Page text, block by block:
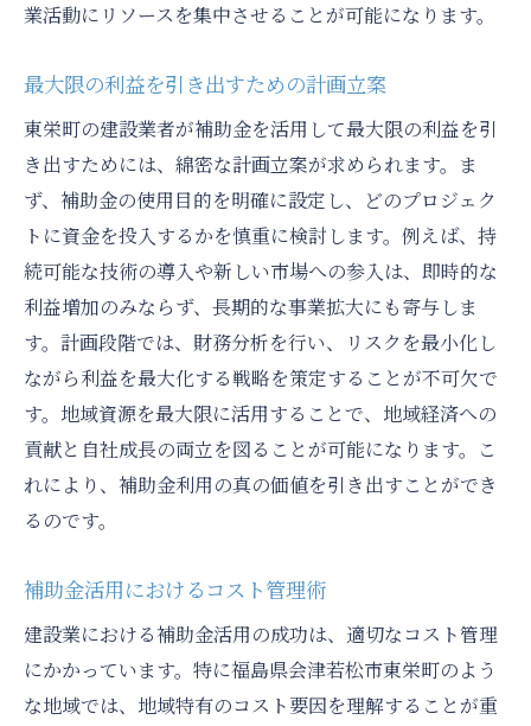
業活動にリソースを集中させることが可能になります。
最大限の利益を引き出すための計画立案
東栄町の建設業者が補助金を活用して最大限の利益を引
き出すためには、綿密な計画立案が求められます。ま
ず、補助金の使用目的を明確に設定し、どのプロジェク
トに資金を投入するかを慎重に検討します。例えば、持
続可能な技術の導入や新しい市場への参入は、即時的な
利益増加のみならず、長期的な事業拡大にも寄与しま
す。計画段階では、財務分析を行い、リスクを最小化し
ながら利益を最大化する戦略を策定することが不可欠で
す。地域資源を最大限に活用することで、地域経済への
貢献と自社成長の両立を図ることが可能になります。こ
れにより、補助金利用の真の価値を引き出すことができ
るのです。
補助金活用におけるコスト管理術
建設業における補助金活用の成功は、適切なコスト管理
にかかっています。特に福島県会津若松市東栄町のよう
な地域では、地域特有のコスト要因を理解することが重